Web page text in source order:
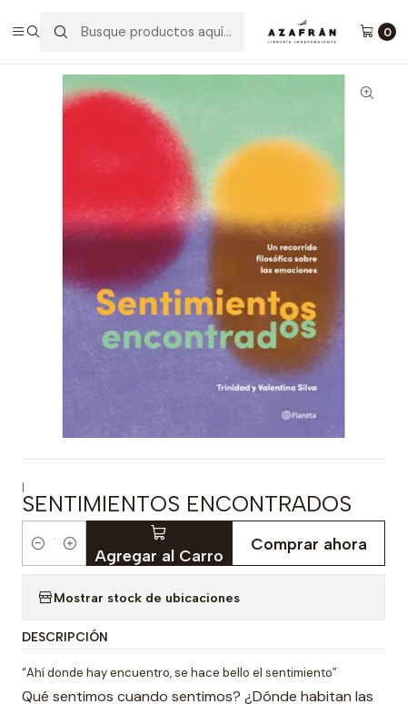
0
Sentimientos Encontrados
|
SENTIMIENTOS ENCONTRADOS
Cantidad Agregar al Carro
Comprar ahora
Mostrar stock de ubicaciones
DESCRIPCIÓN
“Ahí donde hay encuentro, se hace bello el sentimiento”
Qué sentimos cuando sentimos? ¿Dónde habitan las